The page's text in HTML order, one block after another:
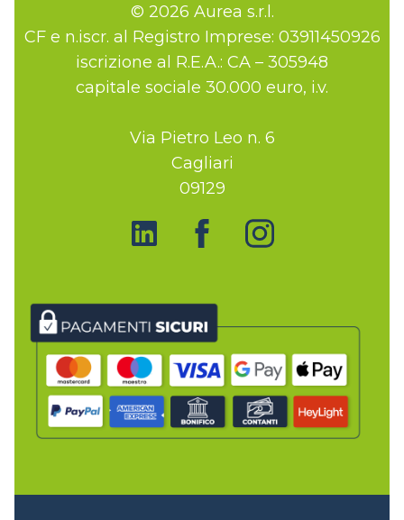
© 2026 Aurea s.r.l.
CF e n.iscr. al Registro Imprese: 03911450926
iscrizione al R.E.A.: CA – 305948
capitale sociale 30.000 euro, i.v.
Via Pietro Leo n. 6
Cagliari
09129